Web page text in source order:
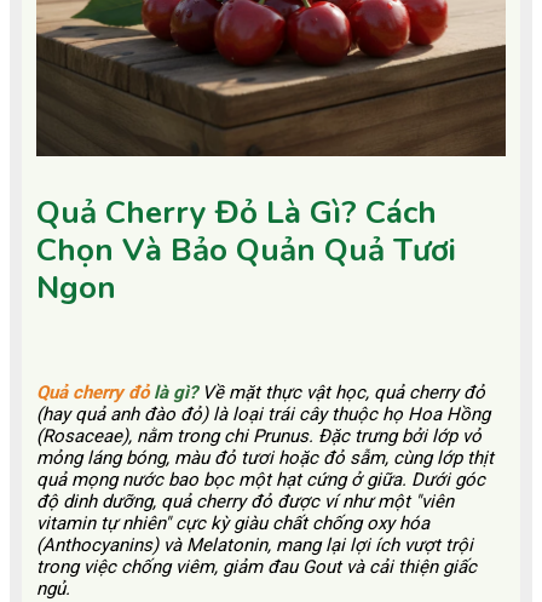
Quả cherry đỏlà gì? Về mặt thực vật học, quả cherry đỏ
(hay quả anh đào đỏ) là loại trái cây thuộc họ Hoa Hồng
(Rosaceae), nằm trong chi Prunus. Đặc trưng bởi lớp vỏ
mỏng láng bóng, màu đỏ tươi hoặc đỏ sẫm, cùng lớp thịt
quả mọng nước bao bọc một hạt cứng ở giữa. Dưới góc
độ dinh dưỡng, quả cherry đỏ được ví như một "viên
vitamin tự nhiên" cực kỳ giàu chất chống oxy hóa
(Anthocyanins) và Melatonin, mang lại lợi ích vượt trội
trong việc chống viêm, giảm đau Gout và cải thiện giấc
ngủ.
Quả Cherry Đỏ Là Gì? Cách
Chọn Và Bảo Quản Quả Tươi
Ngon